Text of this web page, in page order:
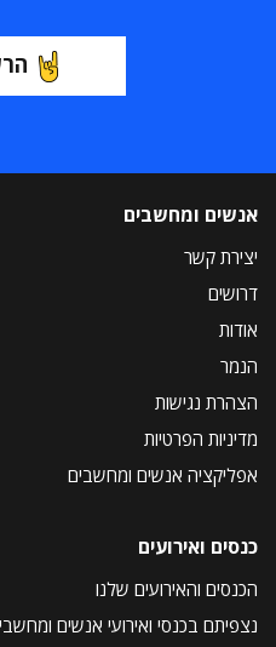
אנשים ומחשבים
יצירת קשר
דרושים
אודות
הנמר
הצהרת נגישות
מדיניות הפרטיות
אפליקציה אנשים ומחשבים
כנסים ואירועים
הכנסים והאירועים שלנו
נצפיתם בכנסי ואירועי אנשים